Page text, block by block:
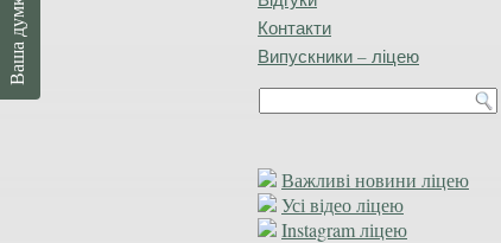
Контакти
Випускники – ліцею
Важливі новини ліцею
Усі відео ліцею
Instagram ліцею
Ваша думка